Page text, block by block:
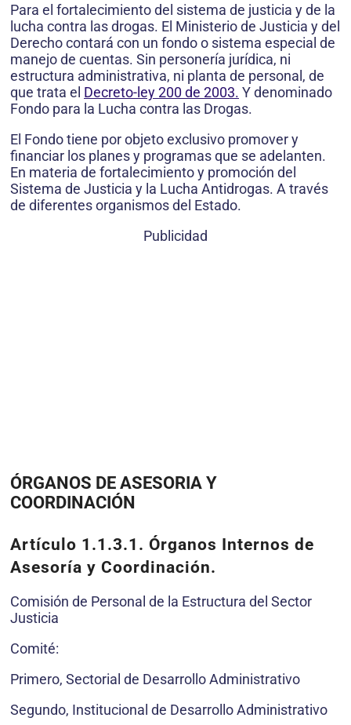
Para el fortalecimiento del sistema de justicia y de la
lucha contra las drogas. El Ministerio de Justicia y del
Derecho contará con un fondo o sistema especial de
manejo de cuentas. Sin personería jurídica, ni
estructura administrativa, ni planta de personal, de
que trata el Decreto-ley 200 de 2003. Y denominado
Fondo para la Lucha contra las Drogas.
El Fondo tiene por objeto exclusivo promover y
financiar los planes y programas que se adelanten.
En materia de fortalecimiento y promoción del
Sistema de Justicia y la Lucha Antidrogas. A través
de diferentes organismos del Estado.
Publicidad
ÓRGANOS DE ASESORIA Y
COORDINACIÓN
Artículo 1.1.3.1. Órganos Internos de
Asesoría y Coordinación.
Comisión de Personal de la Estructura del Sector
Justicia
Comité:
Primero, Sectorial de Desarrollo Administrativo
Segundo, Institucional de Desarrollo Administrativo